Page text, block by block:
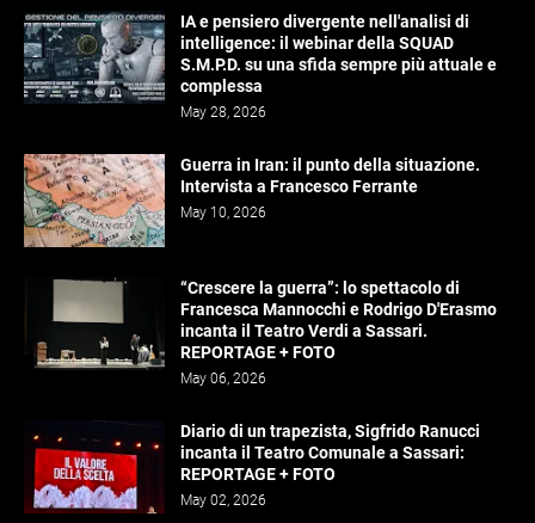
IA e pensiero divergente nell'analisi di
intelligence: il webinar della SQUAD
S.M.P.D. su una sfida sempre più attuale e
complessa
May 28, 2026
Guerra in Iran: il punto della situazione.
Intervista a Francesco Ferrante
May 10, 2026
“Crescere la guerra”: lo spettacolo di
Francesca Mannocchi e Rodrigo D'Erasmo
incanta il Teatro Verdi a Sassari.
REPORTAGE + FOTO
May 06, 2026
Diario di un trapezista, Sigfrido Ranucci
incanta il Teatro Comunale a Sassari:
REPORTAGE + FOTO
May 02, 2026